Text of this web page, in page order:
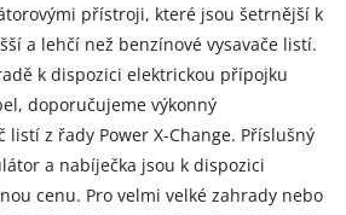
přístroji, které jsou šetrnější k
a lehčí než benzínové vysavače listí.
k dispozici elektrickou přípojku
doporučujeme výkonný
listí z řady Power X-Change. Příslušný
a nabíječka jsou k dispozici
cenu. Pro velmi velké zahrady nebo